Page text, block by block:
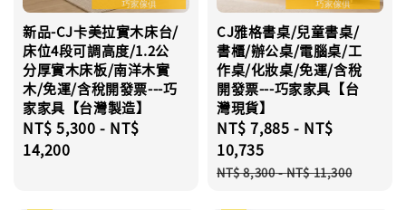
新品-CJ卡美拉實木床台/
床位4段可調高度/1.2公
分厚實木床板/南洋木實
木/免運/含稅開發票---巧
家家具【台灣製造】
Regular
price
NT$ 5,300 - NT$
14,200
CJ雅格書桌/兒童書桌/
書櫃/辦公桌/電腦桌/工
作桌/化妝桌/免運/含稅
開發票---巧家家具【台
灣現貨】
Sale
price
NT$ 7,885 - NT$
10,735
Regular
NT$ 8,300-NT$ 11,300